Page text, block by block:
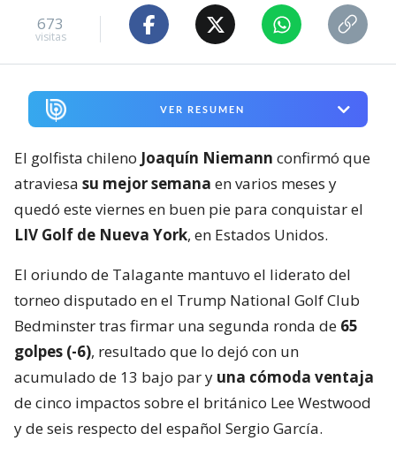
673
visitas
VER RESUMEN
El golfista chileno Joaquín Niemann confirmó que
atraviesa su mejor semana en varios meses y
quedó este viernes en buen pie para conquistar el
LIV Golf de Nueva York, en Estados Unidos.
El oriundo de Talagante mantuvo el liderato del
torneo disputado en el Trump National Golf Club
Bedminster tras firmar una segunda ronda de 65
golpes (-6), resultado que lo dejó con un
acumulado de 13 bajo par y una cómoda ventaja
de cinco impactos sobre el británico Lee Westwood
y de seis respecto del español Sergio García.